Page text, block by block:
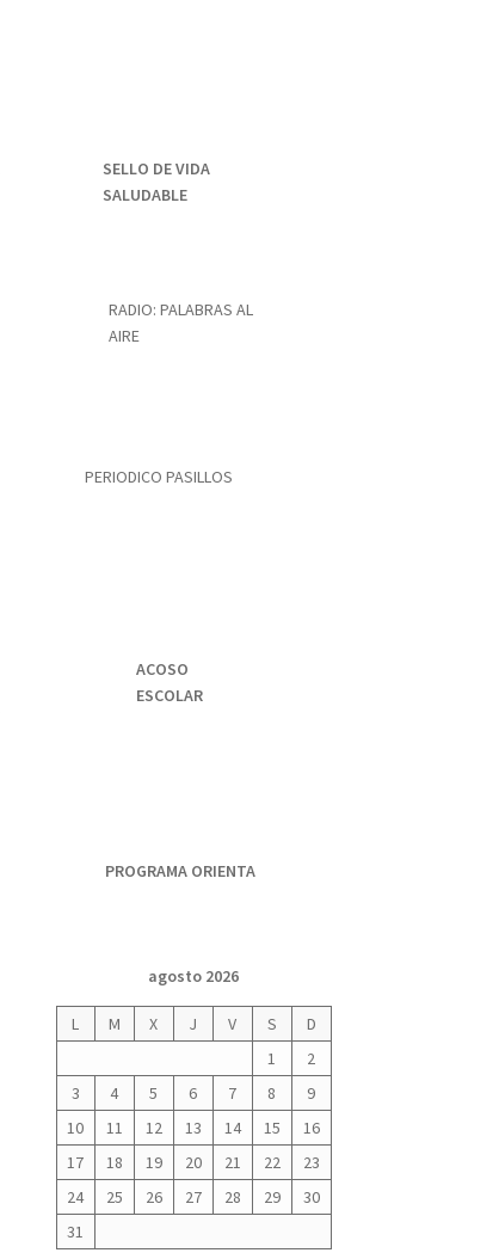
SELLO DE VIDA
SALUDABLE
RADIO: PALABRAS AL
AIRE
PERIODICO PASILLOS
ACOSO
ESCOLAR
PROGRAMA ORIENTA
agosto 2026
L M X J V S
D
1
2
3
4 5 6 7 8
9
10
11 12 13 14 15
16
17
18 19 20 21 22
23
24
25 26 27 28 29
30
31